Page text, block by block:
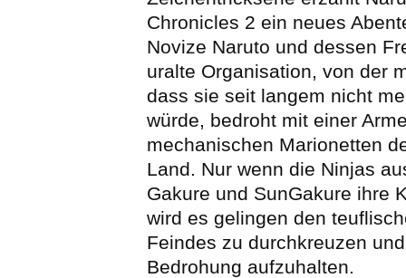
Chronicles 2 ein neues
Novize Naruto und dessen
uralte Organisation, von der
dass sie seit langem nicht
würde, bedroht mit einer
mechanischen Marionetten
Land. Nur wenn die Ninjas
Gakure und SunGakure ihre
wird es gelingen den
Feindes zu durchkreuzen
Bedrohung aufzuhalten.